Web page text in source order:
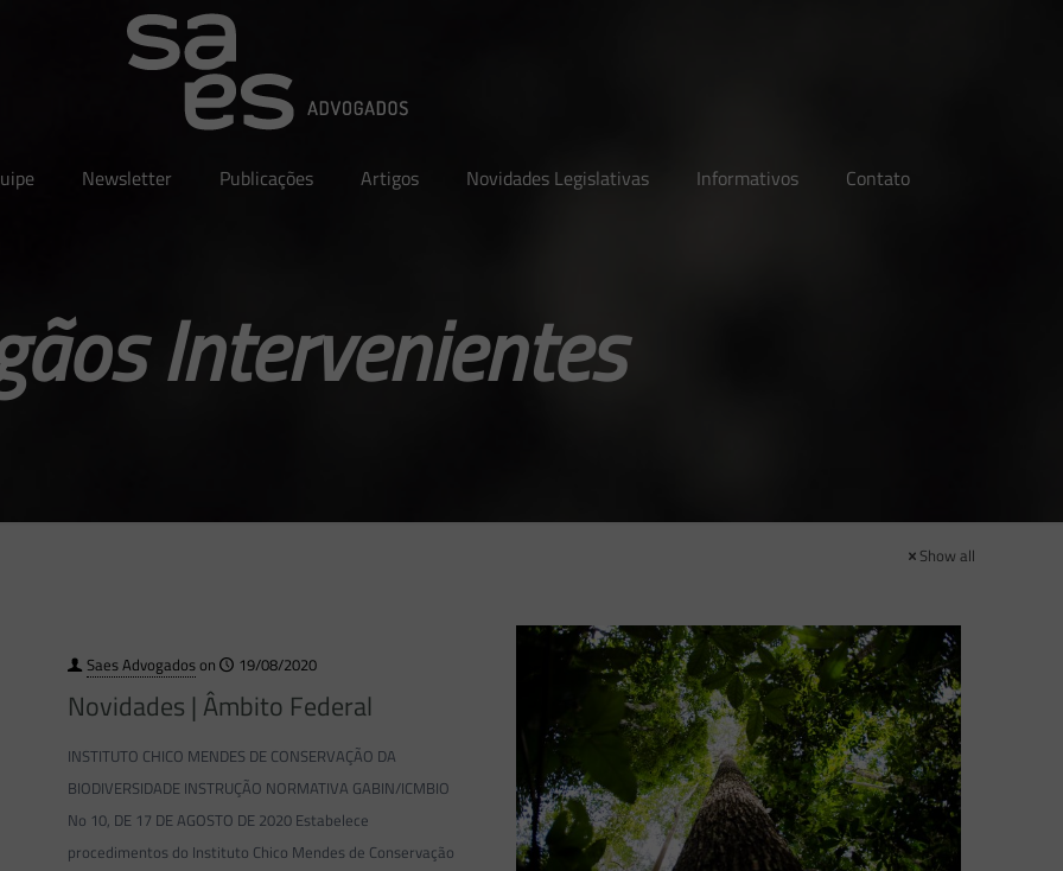
Newsletter Publicações Artigos Novidades Legislativas Informativos Contato
Intervenientes
Show all
Saes Advogadoson 19/08/2020
Novidades | Âmbito Federal
INSTITUTO CHICO MENDES DE CONSERVAÇÃO DA
BIODIVERSIDADE INSTRUÇÃO NORMATIVA GABIN/ICMBIO
No 10, DE 17 DE AGOSTO DE 2020 Estabelece
procedimentos do Instituto Chico Mendes de Conservação